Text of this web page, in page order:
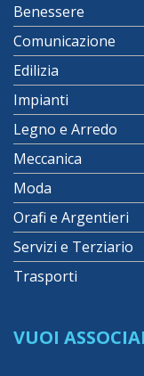
Benessere
Comunicazione
Edilizia
Impianti
Legno e Arredo
Meccanica
Moda
Orafi e Argentieri
Servizi e Terziario
Trasporti
VUOI